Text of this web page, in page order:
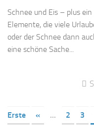
Schnee und Eis – plus
Elemente, die viele
oder der Schnee dann
eine schöne Sache...
Erste
« ... 2 3